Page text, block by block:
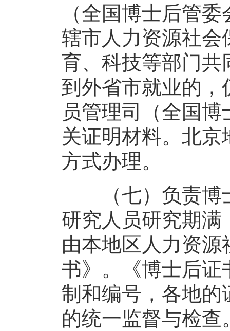
（全国博士后管
辖市人力资源社会
育、科技等部门共
到外省市就业的
员管理司（全国
关证明材料。北
方式办理。
（七）负责博士
研究人员研究期满
由本地区人力资
书》。《博士后证
制和编号，各地的
的统一监督与检查